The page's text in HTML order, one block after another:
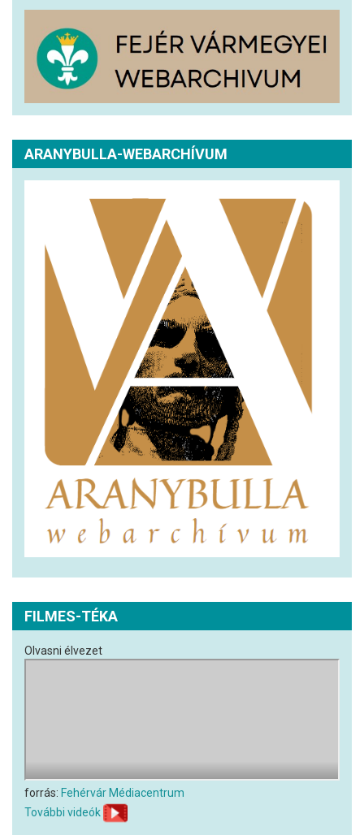
ARANYBULLA-WEBARCHÍVUM
FILMES-TÉKA
Olvasni élvezet
forrás: Fehérvár Médiacentrum
További videók